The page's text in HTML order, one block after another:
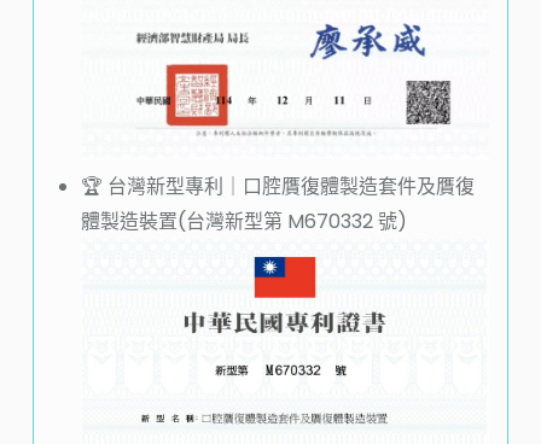
🏆️ 台灣新型專利｜口腔贋復體製造套件及贋復
體製造裝置(台灣新型第 M670332 號)